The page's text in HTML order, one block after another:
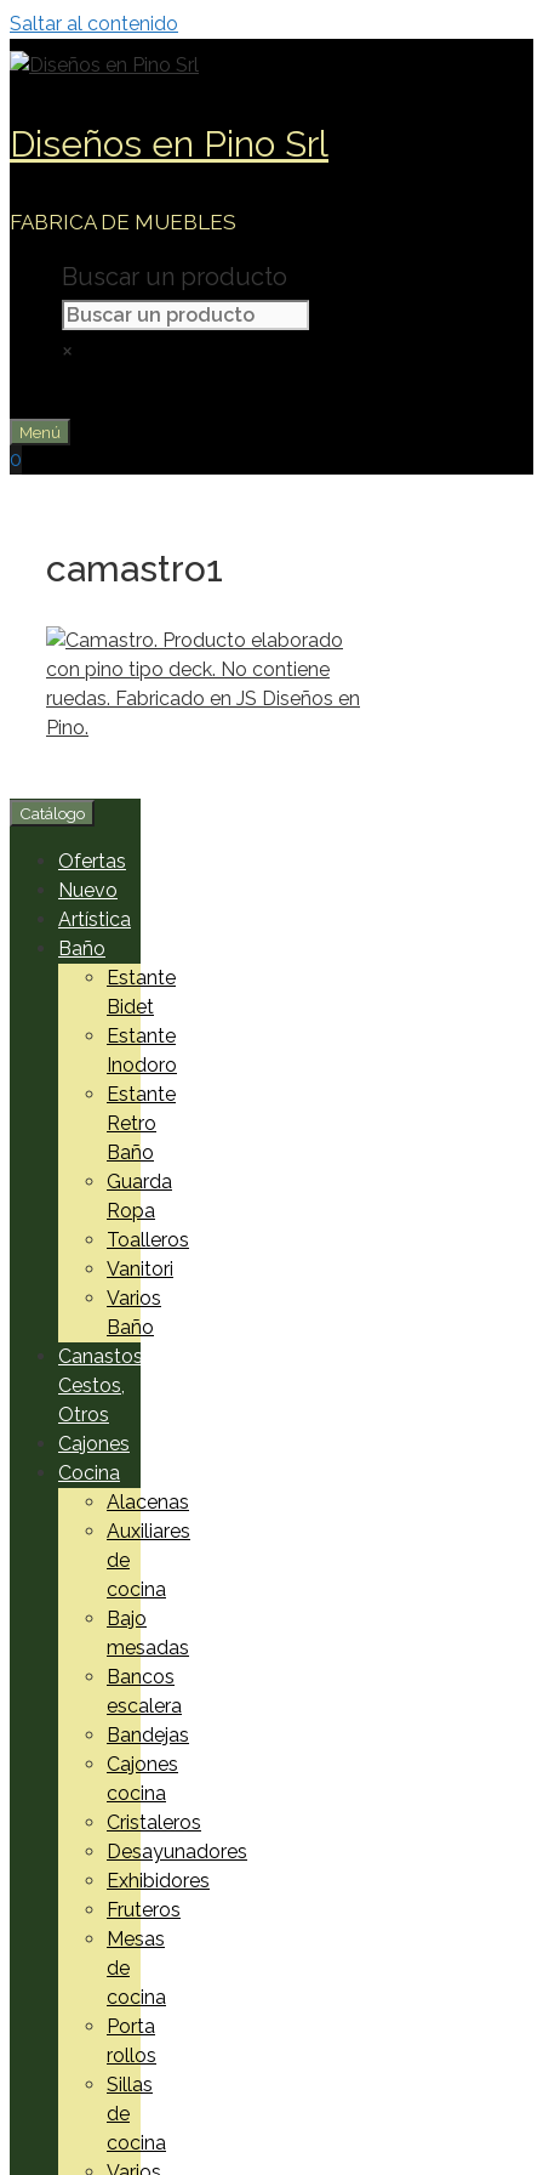
Saltar al contenido
Diseños en Pino Srl
FABRICA DE MUEBLES
Buscar un producto
×
Menú
0
camastro1
Catálogo
Ofertas
Nuevo
Artística
Baño
Estante
Bidet
Estante
Inodoro
Estante
Retro
Baño
Guarda
Ropa
Toalleros
Vanitori
Varios
Baño
Canastos,
Cestos,
Otros
Cajones
Cocina
Alacenas
Auxiliares
de
cocina
Bajo
mesadas
Bancos
escalera
Bandejas
Cajones
cocina
Cristaleros
Desayunadores
Exhibidores
Fruteros
Mesas
de
cocina
Porta
rollos
Sillas
de
cocina